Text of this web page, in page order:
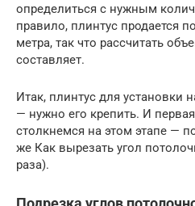
определиться с нужным
правило, плинтус продается
метра, так что рассчитать
составляет.
Итак, плинтус для установки
— нужно его крепить. И
столкнемся на этом этапе —
же Как вырезать угол
раза).